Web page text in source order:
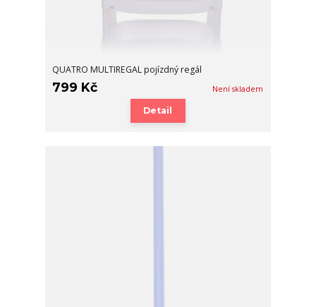
QUATRO MULTIREGAL pojízdný regál
799 Kč Není skladem
Detail